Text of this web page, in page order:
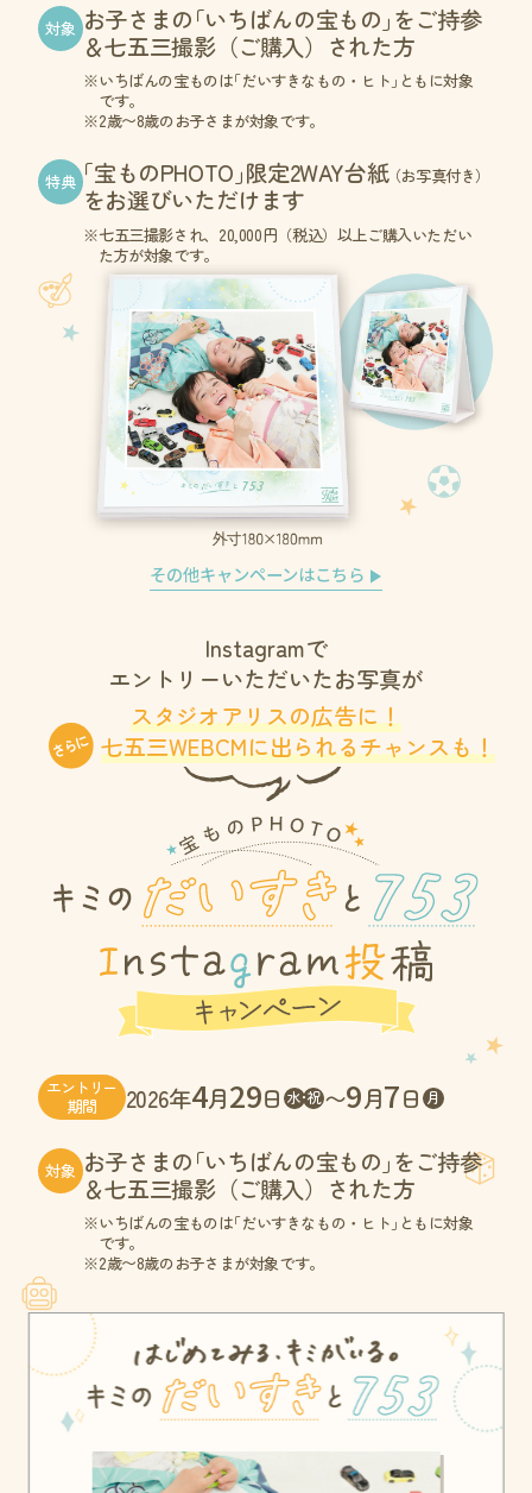
対象 お子さまの「いちばんの宝もの 」をご持参
＆七五三撮影（ご購入）された方
いちばんの宝ものは「だいすきなもの・ヒト 」 ともに対象
です。
2歳〜8歳のお子さまが対象です。
特典「宝ものPHOTO 」限定2WAY台紙 （お写真付き）
をお選びいただけます
七五三撮影され、20,000円（税込）以上ご購入いただい
た方が対象です。
その他キャンペーンはこちら
Instagramで
エントリーいただいたお写真が
スタジオアリスの広告に！
七五三WEBCMに出られるチャンスも！
エントリー
期間
2026年4月29日 水･祝〜9月7日 月
対象 お子さまの「いちばんの宝もの 」をご持参
＆七五三撮影（ご購入）された方
いちばんの宝ものは「だいすきなもの・ヒト 」 ともに対象
です。
2歳〜8歳のお子さまが対象です。